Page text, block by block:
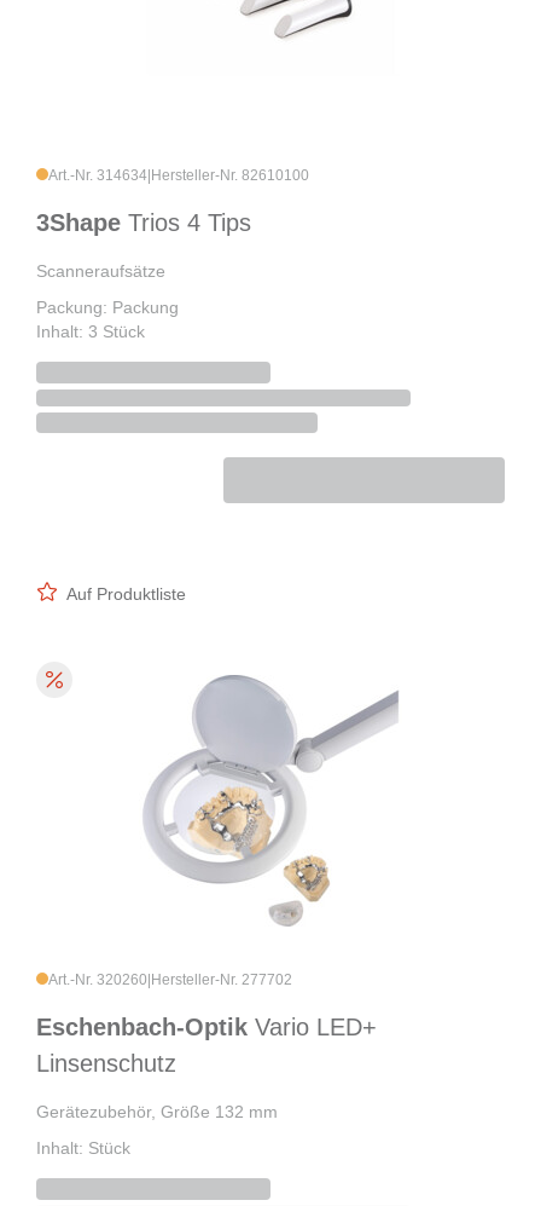
Art.-Nr. 314634 Hersteller-Nr. 82610100
3Shape Trios 4 Tips
Scanneraufsätze
Packung: Packung
Inhalt: 3 Stück
Auf Produktliste
Art.-Nr. 320260 Hersteller-Nr. 277702
Eschenbach-Optik Vario LED+
Linsenschutz
Gerätezubehör, Größe 132 mm
Inhalt: Stück